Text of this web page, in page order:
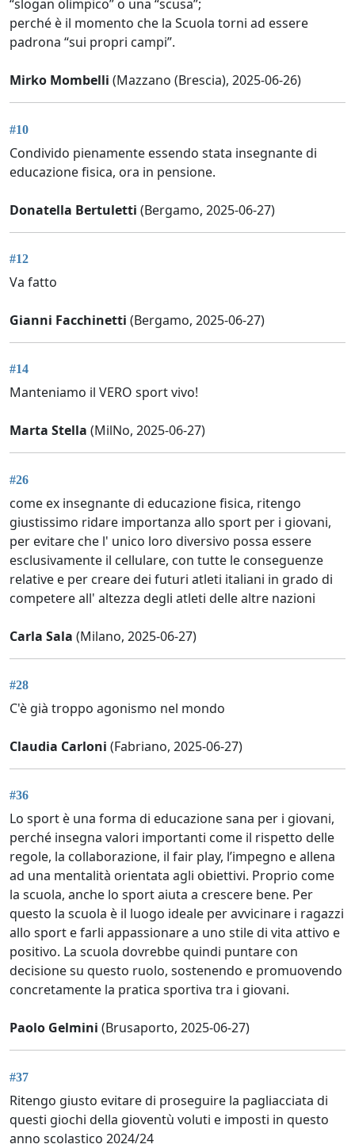
“slogan olimpico” o una “scusa”;
perché è il momento che la Scuola torni ad essere
padrona “sui propri campi”.
Mirko Mombelli (Mazzano (Brescia), 2025-06-26)
#10
Condivido pienamente essendo stata insegnante di
educazione fisica, ora in pensione.
Donatella Bertuletti (Bergamo, 2025-06-27)
#12
Va fatto
Gianni Facchinetti (Bergamo, 2025-06-27)
#14
Manteniamo il VERO sport vivo!
Marta Stella (MilNo, 2025-06-27)
#26
come ex insegnante di educazione fisica, ritengo
giustissimo ridare importanza allo sport per i giovani,
per evitare che l' unico loro diversivo possa essere
esclusivamente il cellulare, con tutte le conseguenze
relative e per creare dei futuri atleti italiani in grado di
competere all' altezza degli atleti delle altre nazioni
Carla Sala (Milano, 2025-06-27)
#28
C'è già troppo agonismo nel mondo
Claudia Carloni (Fabriano, 2025-06-27)
#36
Lo sport è una forma di educazione sana per i giovani,
perché insegna valori importanti come il rispetto delle
regole, la collaborazione, il fair play, l’impegno e allena
ad una mentalità orientata agli obiettivi. Proprio come
la scuola, anche lo sport aiuta a crescere bene. Per
questo la scuola è il luogo ideale per avvicinare i ragazzi
allo sport e farli appassionare a uno stile di vita attivo e
positivo. La scuola dovrebbe quindi puntare con
decisione su questo ruolo, sostenendo e promuovendo
concretamente la pratica sportiva tra i giovani.
Paolo Gelmini (Brusaporto, 2025-06-27)
#37
Ritengo giusto evitare di proseguire la pagliacciata di
questi giochi della gioventù voluti e imposti in questo
anno scolastico 2024/24